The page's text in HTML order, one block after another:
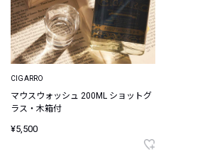
CIGARRO
マウスウォッシュ 200ML ショットグ
ラス・木箱付
¥5,500